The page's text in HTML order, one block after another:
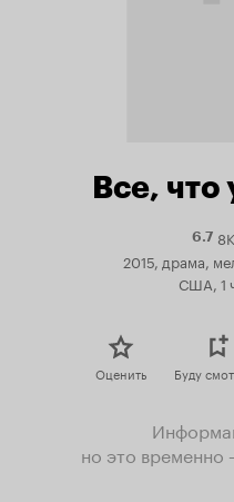
Все, что
6.7
6.7
8K
2015, драма,
США, 1
Оценить Буду
но это временно